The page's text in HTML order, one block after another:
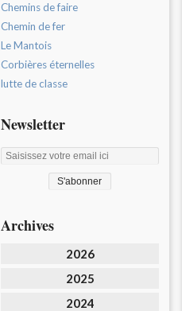
Chemins de faire
Chemin de fer
Le Mantois
Corbières éternelles
lutte de classe
Newsletter
Archives
2026
2025
2024